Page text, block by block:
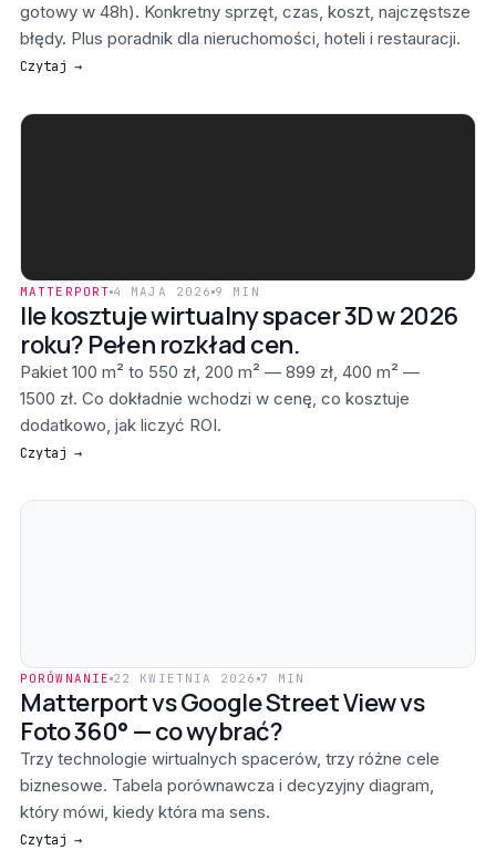
gotowy w 48h). Konkretny sprzęt, czas, koszt, najczęstsze
błędy. Plus poradnik dla nieruchomości, hoteli i restauracji.
Czytaj →
MATTERPORT 4 MAJA 2026 9 MIN
Ile kosztuje wirtualny spacer 3D w 2026
roku? Pełen rozkład cen.
Pakiet 100 m² to 550 zł, 200 m² — 899 zł, 400 m² —
1500 zł. Co dokładnie wchodzi w cenę, co kosztuje
dodatkowo, jak liczyć ROI.
Czytaj →
PORÓWNANIE 22 KWIETNIA 2026 7 MIN
Matterport vs Google Street View vs
Foto 360° — co wybrać?
Trzy technologie wirtualnych spacerów, trzy różne cele
biznesowe. Tabela porównawcza i decyzyjny diagram,
który mówi, kiedy która ma sens.
Czytaj →